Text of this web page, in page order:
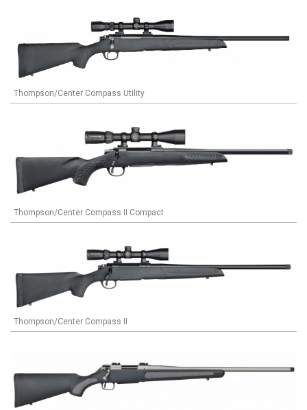
Thompson/Center Compass Utility
Thompson/Center Compass II Compact
Thompson/Center Compass II